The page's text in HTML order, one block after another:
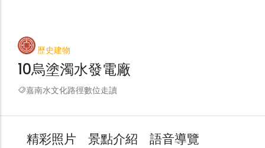
歷史建物
10烏塗濁水發電廠
嘉南水文化路徑數位走讀
精彩照片 景點介紹
語音導覽